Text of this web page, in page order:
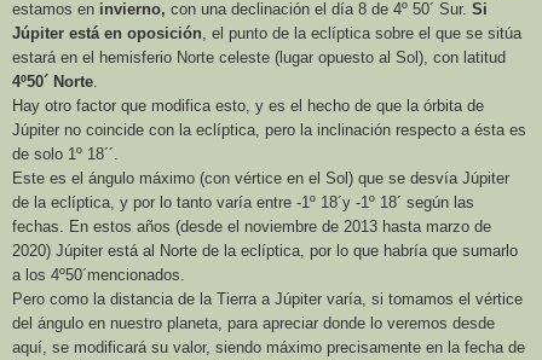
estamos en invierno, con una declinación el día 8 de 4º 50´ Sur. Si
Júpiter está en oposición , el punto de la eclíptica sobre el que se sitúa
estará en el hemisferio Norte celeste (lugar opuesto al Sol), con latitud
4º50´ Norte
Hay otro factor que modifica esto, y es el hecho de que la órbita de
Júpiter no coincide con la eclíptica, pero la inclinación respecto a ésta es
de solo 1º 18´´.
Este es el ángulo máximo (con vértice en el Sol) que se desvía Júpiter
de la eclíptica, y por lo tanto varía entre -1º 18´y -1º 18´ según las
fechas. En estos años (desde el noviembre de 2013 hasta marzo de
2020) Júpiter está al Norte de la eclíptica, por lo que habría que sumarlo
a los 4º50´mencionados.
Pero como la distancia de la Tierra a Júpiter varía, si tomamos el vértice
del ángulo en nuestro planeta, para apreciar donde lo veremos desde
aquí, se modificará su valor, siendo máximo precisamente en la fecha de